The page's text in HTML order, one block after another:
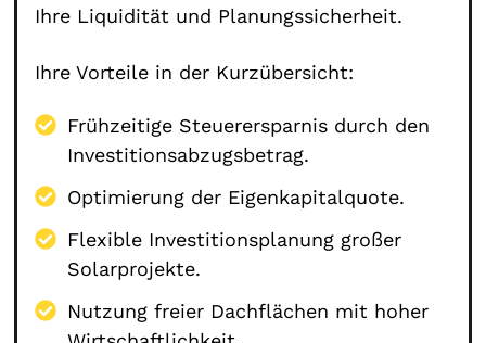
Ihre Liquidität und Planungssicherheit.
Ihre Vorteile in der Kurzübersicht:
Frühzeitige Steuerersparnis durch den
Investitionsabzugsbetrag.
Optimierung der Eigenkapitalquote.
Flexible Investitionsplanung großer
Solarprojekte.
Nutzung freier Dachflächen mit hoher